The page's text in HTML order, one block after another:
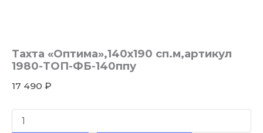
Тахта «Оптима»,140х190 сп.м,артикул
1980-ТОП-ФБ-140ппу
17 490 ₽